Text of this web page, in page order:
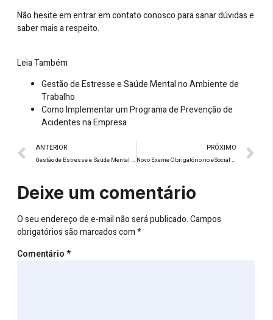
Não hesite ementrar em contatoconosco para sanar dúvidas e
saber mais a respeito.
Leia Também
Gestão de Estresse e Saúde Mental no Ambiente de
Trabalho
Como Implementar um Programa de Prevenção de
Acidentes na Empresa
ANTERIOR
Gestão de Estresse e Saúde Mental no Ambiente de Trabalho
PRÓXIMO
Novo Exame Obrigatório no eSocial 2024
Deixe um comentário
O seu endereço de e-mail não será publicado.Campos
obrigatórios são marcados com*
Comentário*